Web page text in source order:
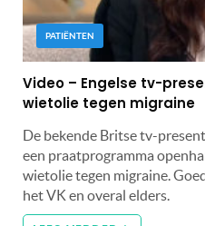
PATIËNTEN
Video – Engelse tv-
wietolie tegen migraine
De bekende Britse tv-
een praatprogramma
wietolie tegen migraine.
het VK en overal elders.